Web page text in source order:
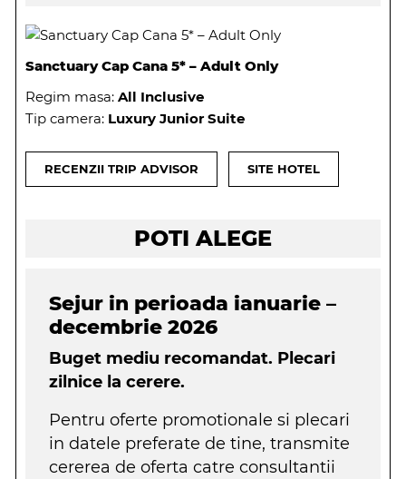
Sanctuary Cap Cana 5* – Adult Only
Regim masa: All Inclusive
Tip camera: Luxury Junior Suite
RECENZII TRIP ADVISOR SITE HOTEL
POTI ALEGE
Sejur in perioada ianuarie –
decembrie 2026
Buget mediu recomandat. Plecari
zilnice la cerere.
Pentru oferte promotionale si plecari
in datele preferate de tine, transmite
cererea de oferta catre consultantii